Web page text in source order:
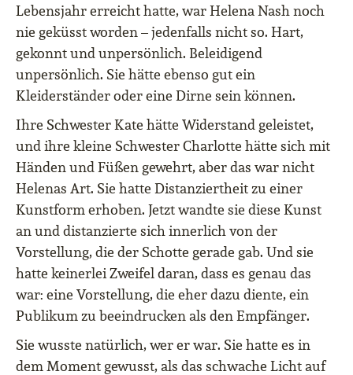
Lebensjahr erreicht hatte, war Helena Nash noch
nie geküsst worden – jedenfalls nicht so. Hart,
gekonnt und unpersönlich. Beleidigend
unpersönlich. Sie hätte ebenso gut ein
Kleiderständer oder eine Dirne sein können.
Ihre Schwester Kate hätte Widerstand geleistet,
und ihre kleine Schwester Charlotte hätte sich mit
Händen und Füßen gewehrt, aber das war nicht
Helenas Art. Sie hatte Distanziertheit zu einer
Kunstform erhoben. Jetzt wandte sie diese Kunst
an und distanzierte sich innerlich von der
Vorstellung, die der Schotte gerade gab. Und sie
hatte keinerlei Zweifel daran, dass es genau das
war: eine Vorstellung, die eher dazu diente, ein
Publikum zu beeindrucken als den Empfänger.
Sie wusste natürlich, wer er war. Sie hatte es in
dem Moment gewusst, als das schwache Licht auf